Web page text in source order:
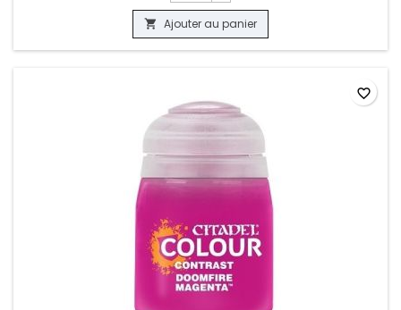
 Ajouter au panier
favorite_border